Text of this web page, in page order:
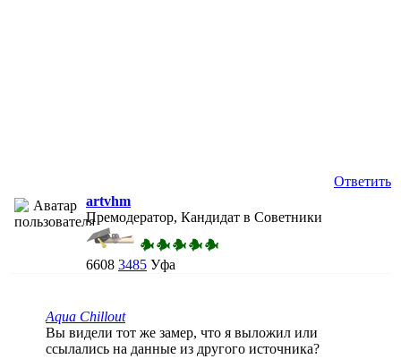
Ответить
artvhm
Премодератор, Кандидат в Советники
6608 3485 Уфа
Aqua Chillout
Вы видели тот же замер, что я выложил или
ссылались на данные из другого источника?